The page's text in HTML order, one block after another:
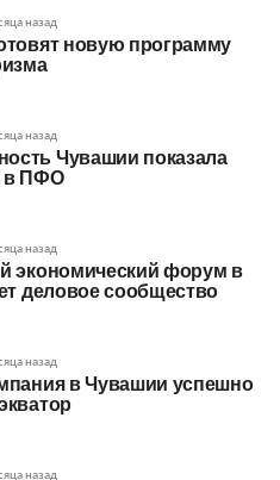
назад
новую программу
назад
Чувашии показала
в ПФО
назад
экономический форум в
деловое сообщество
назад
в Чувашии успешно
назад